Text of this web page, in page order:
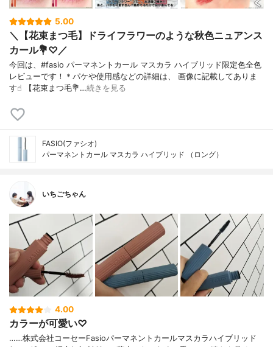
5.00
＼【花束まつ毛】ドライフラワーのような秋色ニュアンス
カール💐♡／
今回は、#fasio パーマネントカール マスカラ ハイブリッド限定色全色
レビューです！＊パケや使用感などの詳細は、 画像に記載してありま
す☝︎ 【花束まつ毛💐…続きを見る
FASIO(ファシオ)
パーマネントカール マスカラ ハイブリッド （ロング）
いちごちゃん
4.00
カラーが可愛い♡
……⁡株式会社コーセー⁡⁡Fasio⁡⁡パーマネントカールマスカラ⁡ハイブリッド